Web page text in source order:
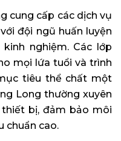
cung cấp các dịch vụ
đội ngũ huấn luyện
nghiệm. Các lớp
mọi lứa tuổi và trình
tiêu thể chất một
Long thường xuyên
bị, đảm bảo môi
chuẩn cao.​